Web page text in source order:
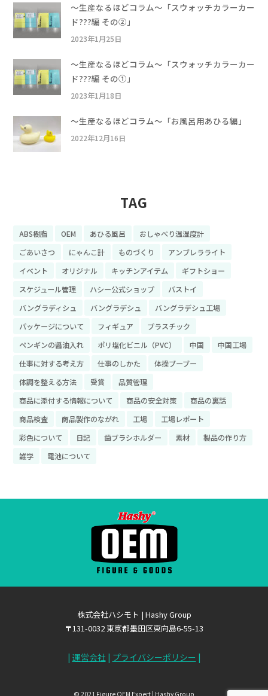
〜生産なるほどコラム〜「スウォッチカラーカー
ド???編 その②」
2023年1月25日
〜生産なるほどコラム〜「スウォッチカラーカー
ド???編 その①」
2023年1月18日
〜生産なるほどコラム〜「お風呂用あひる編」
2022年12月16日
TAG
ABS樹脂 OEM あひる風呂
おしゃべり温湿度計
ごあいさつ
にゃんこ計 ものづくり
アンブレラライト
イベント
オリジナル キッチンアイテム
ギフトショー
スケジュール管理
ハシー公式ショップ
バストイ
バングラディシュ
バングラデシュ
バングラデシュ工場
パッケージについて
フィギュア
プラスチック
ペンギンの醤油入れ
ポリ塩化ビニル（PVC） 中国
中国工場
仕事に対する考え方
仕事のしかた
体操ブーブー
体調を整える方法
受賞
品質管理
商品に添付する情報について
商品の安全対策
商品の裏話
商品検査
商品製作のながれ 工場
工場レポート
彩色について
日記 歯ブラシホルダー 素材
製品の作り方
雑学
電池について
株式会社ハシモト | Hashy Group
〒131-0032 東京都墨田区東向島6-55-13
| 運営会社| プライバシーポリシー |
© 2021 Figure OEM Expert | Hashy Group